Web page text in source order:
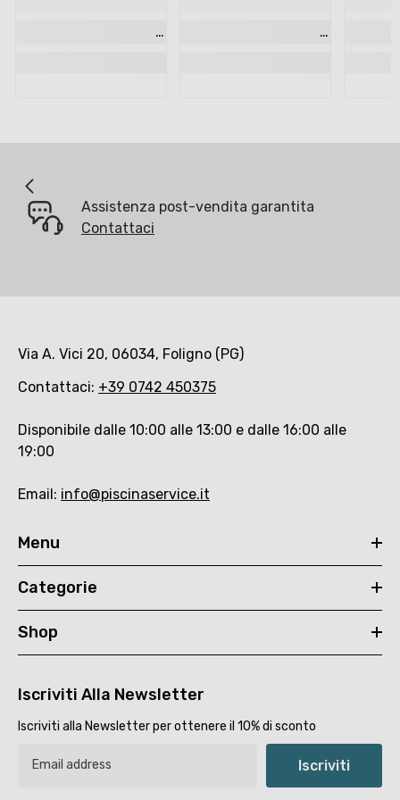
Assistenza post-vendita garantita
Contattaci
Via A. Vici 20, 06034, Foligno (PG)
Contattaci: +39 0742 450375
Disponibile dalle 10:00 alle 13:00 e dalle 16:00 alle
19:00
Email: info@piscinaservice.it
Menu
Categorie
Shop
Iscriviti Alla Newsletter
Iscriviti alla Newsletter per ottenere il 10% di sconto
Iscriviti